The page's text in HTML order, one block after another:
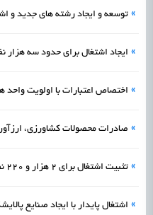
» توسعه و ایجاد رشته‌ های جدید و
» ایجاد اشتغال برای حدود سه
» اختصاص اعتبارات با اولویت واحد
» صادرات محصولات کشاورزی،
» تثبیت اشتغال برای ۲ هزار و ۲۲۰ نفر با احیا واحد های تولیدی
» اشتغال پایدار با ایجاد صنایع